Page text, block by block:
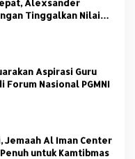
Alexsander
Tinggalkan Nilai
Aspirasi Guru
Forum Nasional PGMNI
Jemaah Al Iman Center
untuk Kamtibmas